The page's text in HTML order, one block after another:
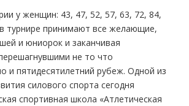
у женщин: 43, 47, 52, 57, 63, 72, 84,
турнире принимают все желающие,
и юниорок и заканчивая
не то что
и пятидесятилетний рубеж. Одной из
силового спорта сегодня
спортивная школа «Атлетическая